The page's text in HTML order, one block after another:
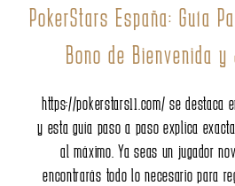
PokerStars España:
Bono de
https://pokerstars11.com/se
y esta guía paso a paso
al máximo. Ya seas un
encontrarás todo lo